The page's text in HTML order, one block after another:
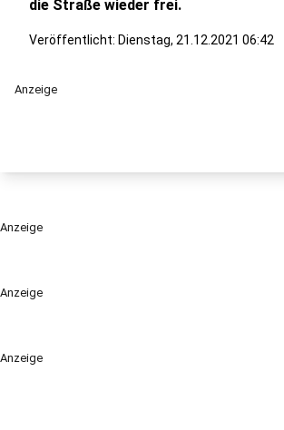
Anzeige
Anzeige
die Straße wieder frei.
Veröffentlicht: Dienstag, 21.12.2021 06:42
Anzeige
Anzeige